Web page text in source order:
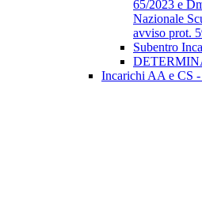
65/2023 e
Nazionale
avviso prot.
Subentro
Incarichi AA e CS